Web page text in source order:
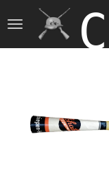
to
main